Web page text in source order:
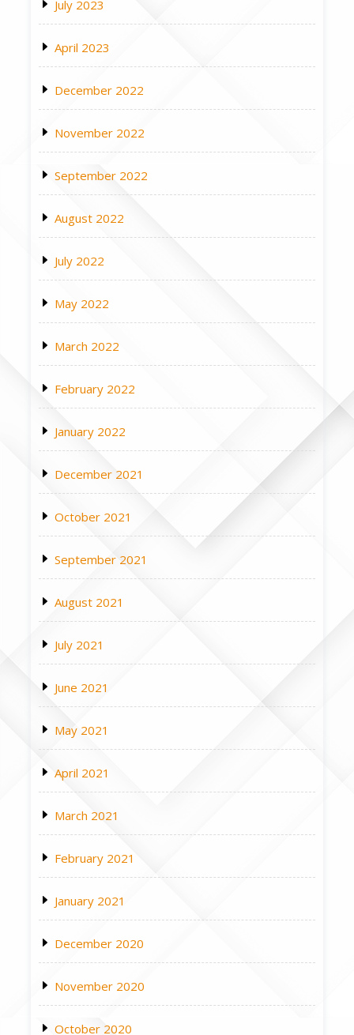
July 2023
April 2023
December 2022
November 2022
September 2022
August 2022
July 2022
May 2022
March 2022
February 2022
January 2022
December 2021
October 2021
September 2021
August 2021
July 2021
June 2021
May 2021
April 2021
March 2021
February 2021
January 2021
December 2020
November 2020
October 2020